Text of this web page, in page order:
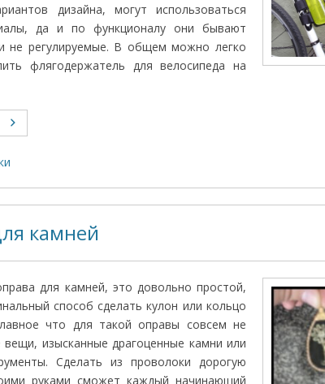
дизайна, могут использоваться
да и по функционалу они бывают
не регулируемые. В общем можно легко
флягодержатель для велосипеда на
камней
для камней, это довольно простой,
способ сделать кулон или кольцо
что для такой оправы совсем не
изысканные драгоценные камни или
Сделать из проволоки дорогую
руками сможет каждый начинающий